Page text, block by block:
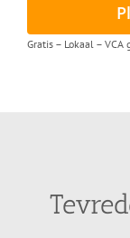
Gratis – Lokaal – VCA